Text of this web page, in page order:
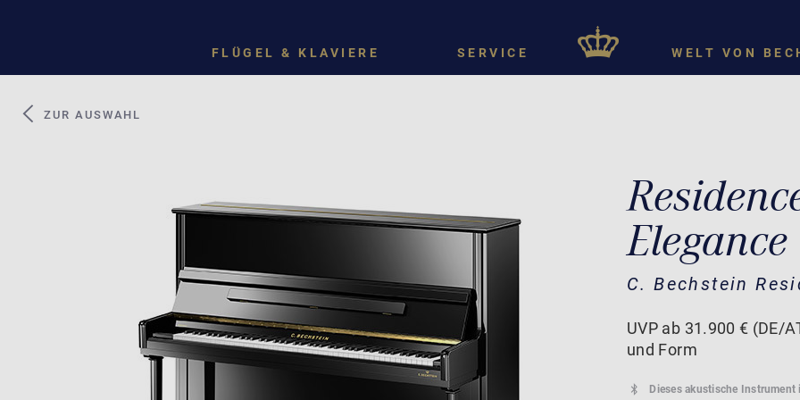
FLÜGEL & KLAVIERE SERVICE WELT VON
ZUR AUSWAHL
Elegance
C. Bechstein
UVP ab 31.900 € (DE/
und Form
Dieses akustische